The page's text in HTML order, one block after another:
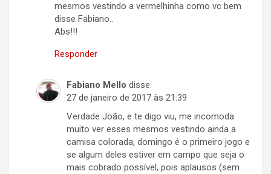
mesmos vestindo a vermelhinha como vc bem
disse Fabiano..
Abs!!!
Responder
Fabiano Mello disse:
27 de janeiro de 2017 às 21:39
Verdade João, e te digo viu, me incomoda
muito ver esses mesmos vestindo ainda a
camisa colorada, domingo é o primeiro jogo e
se algum deles estiver em campo que seja o
mais cobrado possível, pois aplausos (sem